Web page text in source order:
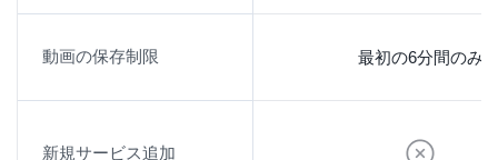
普段はAmazon Prime Video がメインでも、あとから
たい場合は、All-in-One も候補になります。
動画の保存制限
新規サービス追加
最初の6分間のみ